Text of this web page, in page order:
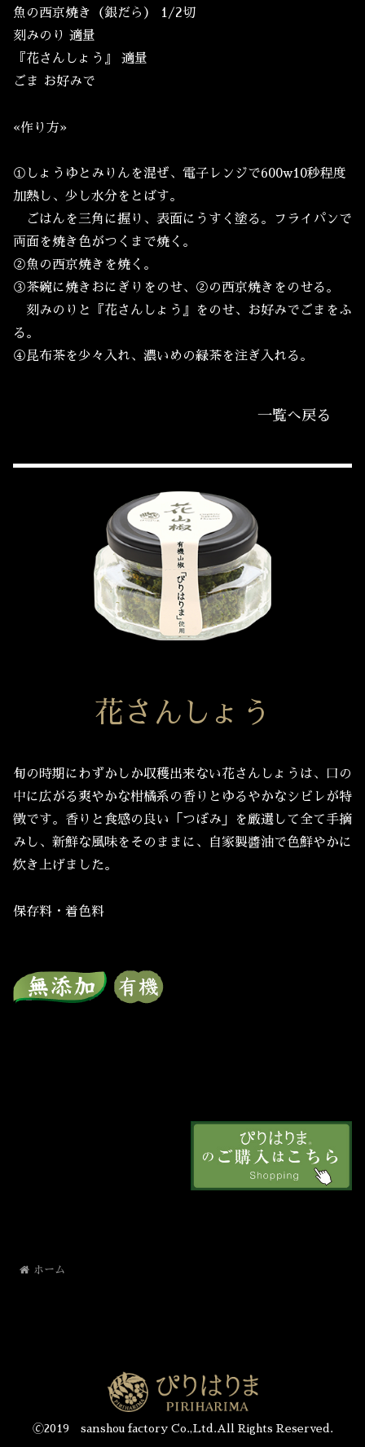
魚の西京焼き（銀だら） 1/2切
刻みのり 適量
『花さんしょう』 適量
ごま お好みで
«作り方»
①しょうゆとみりんを混ぜ、電子レンジで600w10秒程度
加熱し、少し水分をとばす。
ごはんを三角に握り、表面にうすく塗る。フライパンで
両面を焼き色がつくまで焼く。
②魚の西京焼きを焼く。
③茶碗に焼きおにぎりをのせ、②の西京焼きをのせる。
刻みのりと『花さんしょう』をのせ、お好みでごまをふ
る。
④昆布茶を少々入れ、濃いめの緑茶を注ぎ入れる。
一覧へ戻る
花さんしょう
旬の時期にわずかしか収穫出来ない花さんしょうは、口の
中に広がる爽やかな柑橘系の香りとゆるやかなシビレが特
徴です。香りと食感の良い「つぼみ」を厳選して全て手摘
みし、新鮮な風味をそのままに、自家製醬油で色鮮やかに
炊き上げました。
保存料・着色料
ホーム
🄫2019 sanshou factory Co.,Ltd.All Rights Reserved.